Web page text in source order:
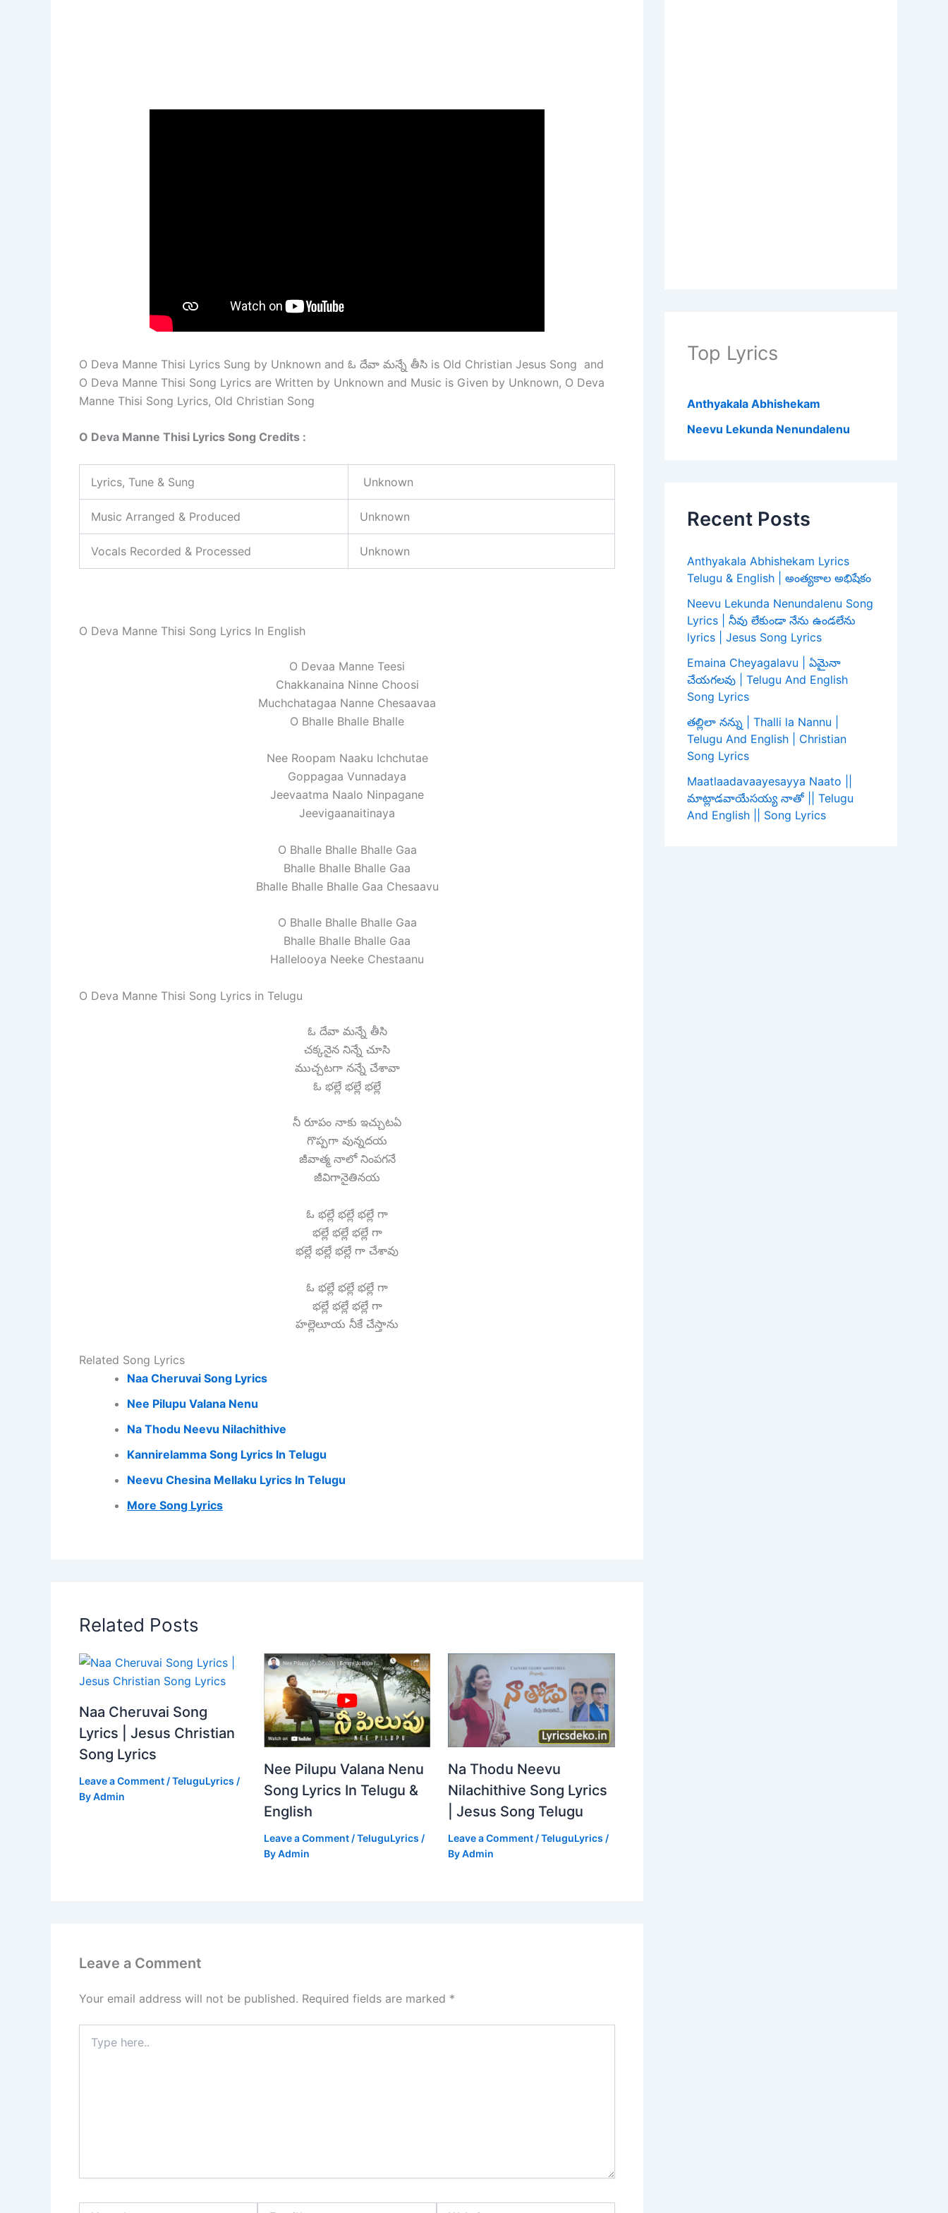
O Deva Manne Thisi Lyrics Sung by Unknown and ఓ దేవా మన్నే తీసి is Old Christian Jesus Song and
O Deva Manne Thisi Song Lyrics are Written by Unknown and Music is Given by Unknown, O Deva
Manne Thisi Song Lyrics, Old Christian Song
O Deva Manne Thisi Lyrics Song Credits :
Lyrics, Tune & Sung Unknown
Music Arranged & Produced Unknown
Vocals Recorded & Processed Unknown
O Deva Manne Thisi Song Lyrics In English
O Devaa Manne Teesi
Chakkanaina Ninne Choosi
Muchchatagaa Nanne Chesaavaa
O Bhalle Bhalle Bhalle
Nee Roopam Naaku Ichchutae
Goppagaa Vunnadaya
Jeevaatma Naalo Ninpagane
Jeevigaanaitinaya
O Bhalle Bhalle Bhalle Gaa
Bhalle Bhalle Bhalle Gaa
Bhalle Bhalle Bhalle Gaa Chesaavu
O Bhalle Bhalle Bhalle Gaa
Bhalle Bhalle Bhalle Gaa
Hallelooya Neeke Chestaanu
O Deva Manne Thisi Song Lyrics in Telugu
ఓ దేవా మన్నే తీసి
చక్కనైన నిన్నే చూసి
ముచ్చటగా నన్నే చేశావా
ఓ భల్లే భల్లే భల్లే
నీ రూపం నాకు ఇచ్చుటఏ
గొప్పగా వున్నదయ
జీవాత్మ నాలో నింపగనే
జీవిగానైతినయ
ఓ భల్లే భల్లే భల్లే గా
భల్లే భల్లే భల్లే గా
భల్లే భల్లే భల్లే గా చేశావు
ఓ భల్లే భల్లే భల్లే గా
భల్లే భల్లే భల్లే గా
హల్లెలూయ నీకే చేస్తాను
Related Song Lyrics
Naa Cheruvai Song Lyrics
Nee Pilupu Valana Nenu
Na Thodu Neevu Nilachithive
Kannirelamma Song Lyrics In Telugu
Neevu Chesina Mellaku Lyrics In Telugu
More Song Lyrics
Related Posts
Naa Cheruvai Song
Lyrics | Jesus Christian
Song Lyrics
Leave a Comment /TeluguLyrics /
ByAdmin
Nee Pilupu Valana Nenu
Song Lyrics In Telugu &
English
Leave a Comment /TeluguLyrics /
ByAdmin
Na Thodu Neevu
Nilachithive Song Lyrics
| Jesus Song Telugu
Leave a Comment /TeluguLyrics /
ByAdmin
Leave a Comment
Your email address will not be published. Required fields are marked *
here..
Top Lyrics
Anthyakala Abhishekam
Neevu Lekunda Nenundalenu
Recent Posts
Anthyakala Abhishekam Lyrics
Telugu & English | అంత్యకాల అభిషేకం
Neevu Lekunda Nenundalenu Song
Lyrics | నీవు లేకుండా నేను ఉండలేను
lyrics | Jesus Song Lyrics
Emaina Cheyagalavu | ఏమైనా
చేయగలవు | Telugu And English
Song Lyrics
తల్లిలా నన్ను | Thalli la Nannu |
Telugu And English | Christian
Song Lyrics
Maatlaadavaayesayya Naato ||
మాట్లాడవాయేసయ్య నాతో || Telugu
And English || Song Lyrics